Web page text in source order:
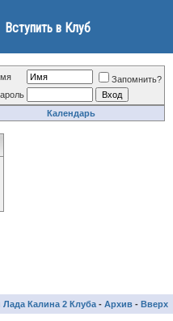
Вступить в Клуб
Запомнить?
Календарь
Калина 2 Клуба - Архив - Вверх